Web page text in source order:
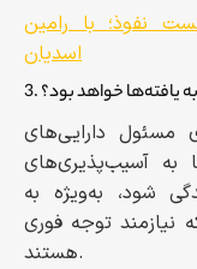
نفوذ؛ با رامین
اسدیان
یافته‌ها خواهد بود؟
مسئول دارایی‌های
آسیب‌پذیری‌های
شود، به‌ویژه به
نیازمند توجه فوری
هستند.